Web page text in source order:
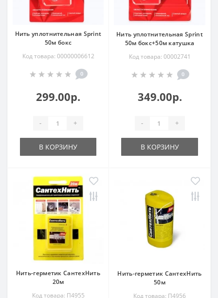
Нить уплотнительная Sprint
50м бокс
Код товара: 00000006612
0
299.00р.
- +
В КОРЗИНУ
Нить уплотнительная Sprint
50м бокс+50м катушка
Код товара: 00002741
0
349.00р.
- +
В КОРЗИНУ
Нить-герметик СантехНить
20м
Код товара: П4955
Нить-герметик СантехНить
50м
Код товара: П4956